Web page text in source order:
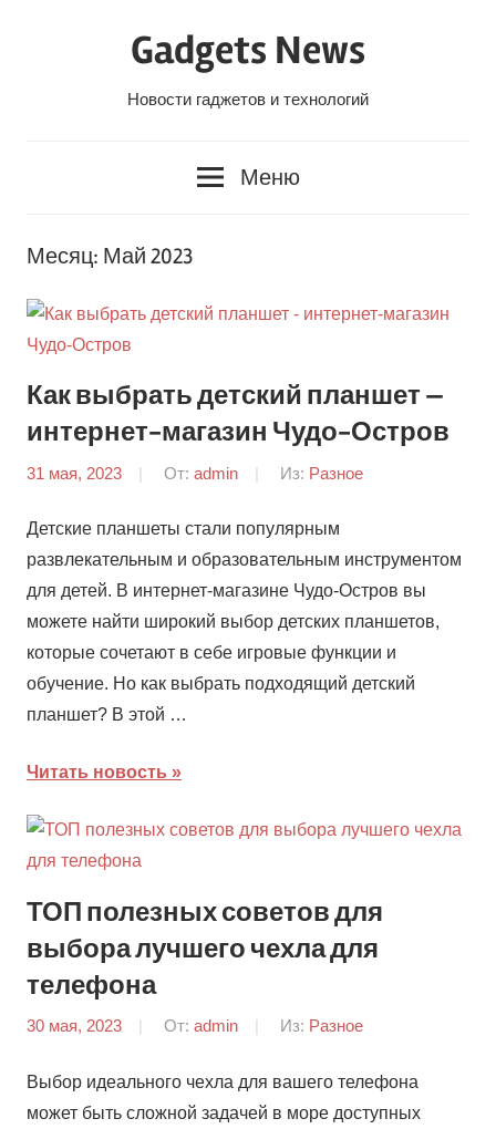
Gadgets News
Новости гаджетов и технологий
Меню
Месяц: Май 2023
Как выбрать детский планшет —
интернет-магазин Чудо-Остров
31 мая, 2023 От: admin Из: Разное
Детские планшеты стали популярным
развлекательным и образовательным инструментом
для детей. В интернет-магазине Чудо-Остров вы
можете найти широкий выбор детских планшетов,
которые сочетают в себе игровые функции и
обучение. Но как выбрать подходящий детский
планшет? В этой …
Читать новость
ТОП полезных советов для
выбора лучшего чехла для
телефона
30 мая, 2023 От: admin Из: Разное
Выбор идеального чехла для вашего телефона
может быть сложной задачей в море доступных